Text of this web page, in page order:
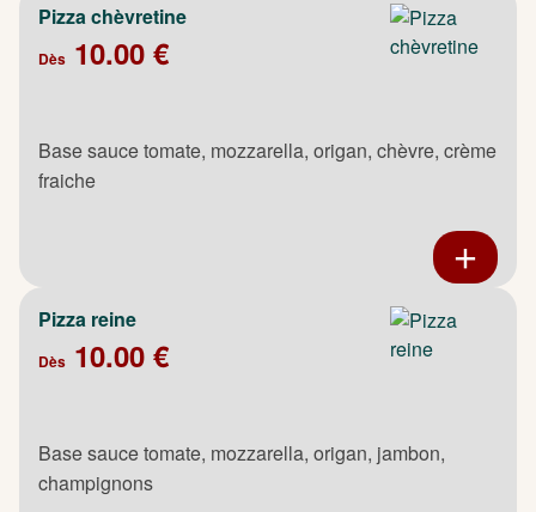
Pizza chèvretine
Dès 10.00 €
Base sauce tomate, mozzarella, origan, chèvre, crème
fraiche
Pizza reine
Dès 10.00 €
Base sauce tomate, mozzarella, origan, jambon,
champignons